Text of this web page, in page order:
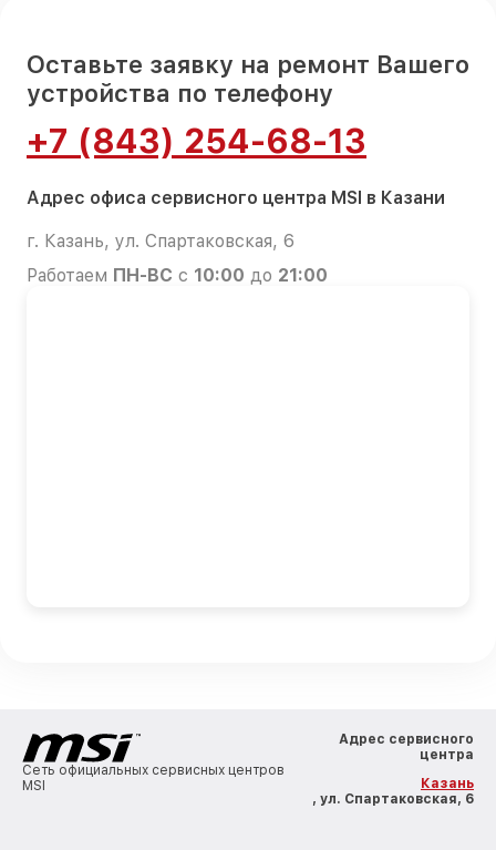
Оставьте заявку на ремонт Вашего
устройства по телефону
+7 (843) 254-68-13
Адрес офиса сервисного центра MSI в Казани
г. Казань, ул. Спартаковская, 6
Работаем ПН-ВС с 10:00 до 21:00
Сеть официальных сервисных центров
MSI
Адрес сервисного
центра
Казань
, ул. Спартаковская, 6